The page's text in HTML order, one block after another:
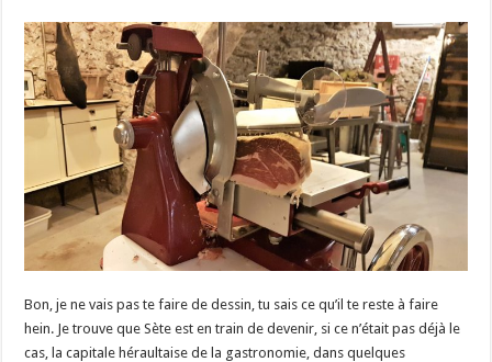
Bon, je ne vais pas te faire de dessin, tu sais ce qu’il te reste à faire
hein. Je trouve que Sète est en train de devenir, si ce n’était pas déjà le
cas, la capitale héraultaise de la gastronomie, dans quelques